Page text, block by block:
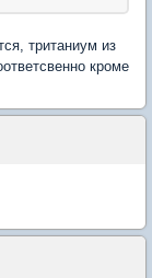
тританиум из
кроме